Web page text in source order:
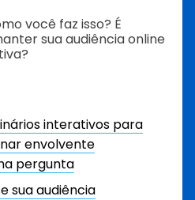
você faz isso? É
sua audiência online
interativos para
envolvente
pergunta
sua audiência